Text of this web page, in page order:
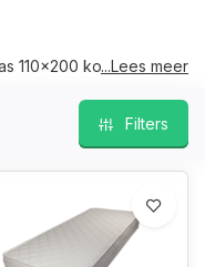
110x200 koudschuim,
...Lees meer
Filters